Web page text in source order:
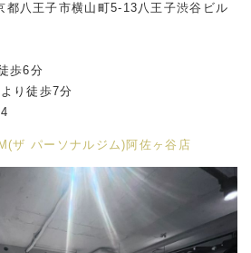
八王子市横山町5-13八王子渋谷ビル
歩6分
り徒歩7分
ザ パーソナルジム)阿佐ヶ谷店